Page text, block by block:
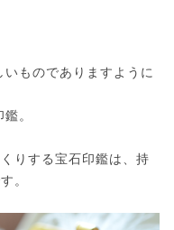
ものでありますように
。
りする宝石印鑑は、持
。